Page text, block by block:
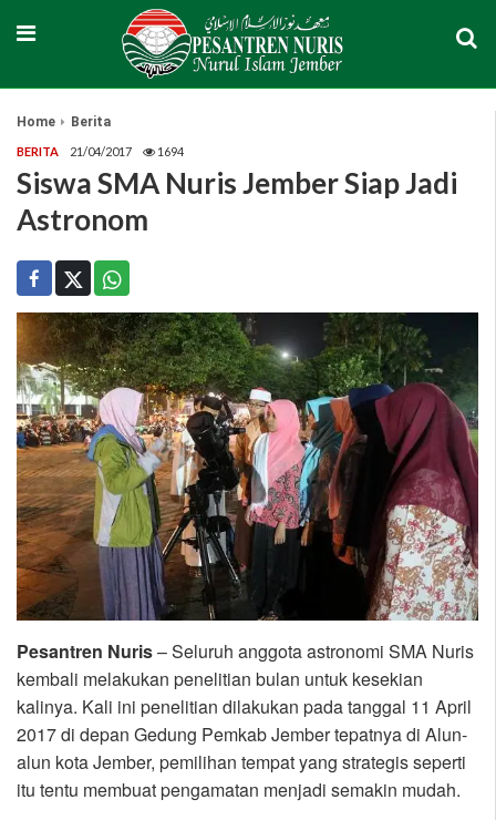
Home Berita
BERITA 21/04/2017 1694
Siswa SMA Nuris Jember Siap Jadi
Astronom
Pesantren Nuris– Seluruh anggota astronomi SMA Nuris
kembali melakukan penelitian bulan untuk kesekian
kalinya. Kali ini penelitian dilakukan pada tanggal 11 April
2017 di depan Gedung Pemkab Jember tepatnya di Alun-
alun kota Jember, pemilihan tempat yang strategis seperti
itu tentu membuat pengamatan menjadi semakin mudah.